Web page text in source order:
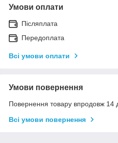
Умови оплати
Післяплата
Передоплата
Всі умови оплати
Умови повернення
Повернення товару впродовж 14
Всі умови повернення